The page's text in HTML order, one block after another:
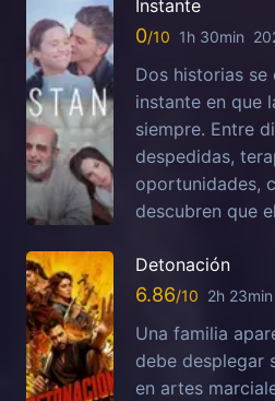
Instante
0 1h 30min
Dos historias se
instante en que
siempre. Entre
despedidas,
oportunidades,
descubren que
Detonación
6.86 2h 23min
Una familia
debe desplegar
en artes